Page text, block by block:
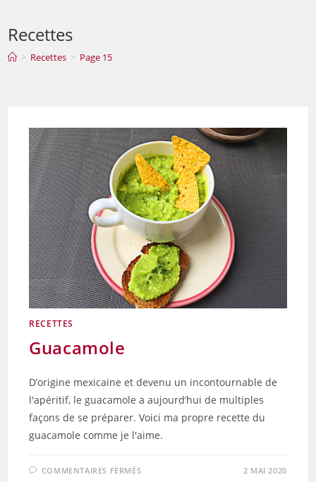
Recettes
> Recettes > Page 15
RECETTES
Guacamole
D’origine mexicaine et devenu un incontournable de
l'apéritif, le guacamole a aujourd’hui de multiples
façons de se préparer. Voici ma propre recette du
guacamole comme je l'aime.
COMMENTAIRES FERMÉSSUR 2 MAI 2020